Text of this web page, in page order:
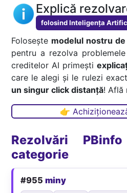
Explică
folosind Inteligența
Folosește modelul nostru de
pentru a rezolva
creditelor AI primești
care le alegi și le rulezi
un singur click distanță! Află
👉
Rezolvări
categorie
#955miny